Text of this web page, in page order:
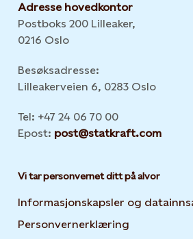
Adresse hovedkontor
Postboks 200 Lilleaker,
0216 Oslo
Besøksadresse:
Lilleakerveien 6, 0283 Oslo
Tel: +47 24 06 70 00
Epost: post@statkraft.com
Vi tar personvernet ditt på alvor
Informasjonskapsler og
Personvernerklæring